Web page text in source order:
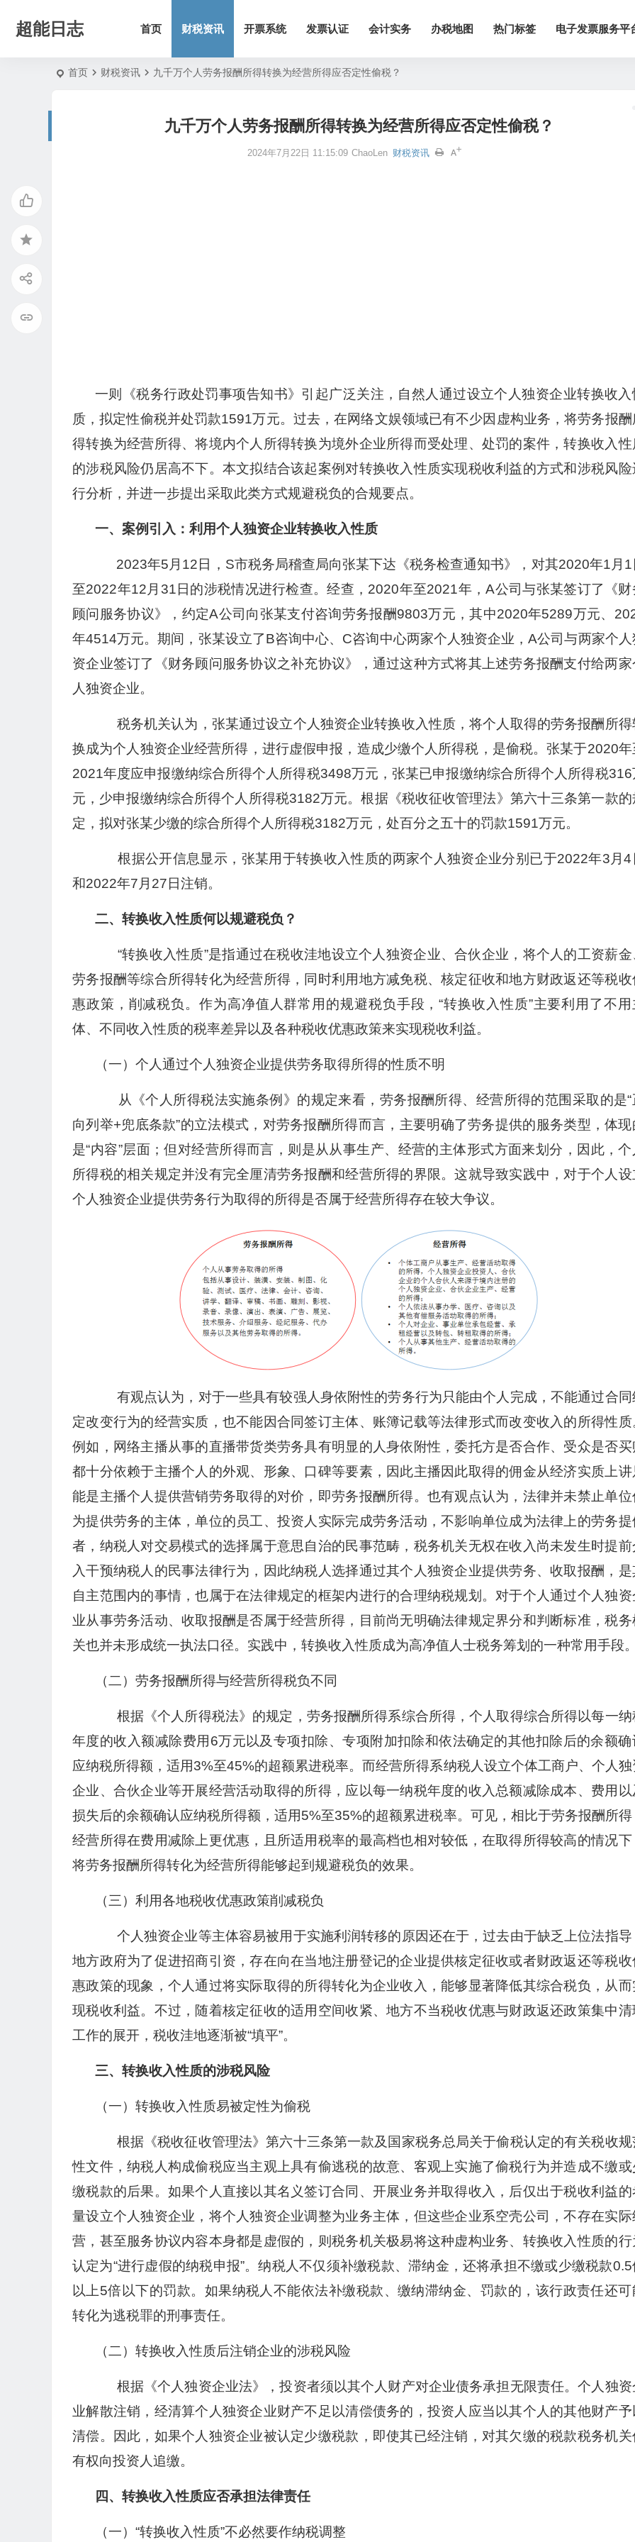
超能日志 首页 财税资讯 开票系统 发票认证 会计实务 办税地图 热门标签 电子发票服务平
首页 财税资讯 九千万个人劳务报酬所得转换为经营所得应否定性偷税？
九千万个人劳务报酬所得转换为经营所得应否定性偷税？
2024年7月22日 11:15:09 ChaoLen 财税资讯
一则《税务行政处罚事项告知书》引起广泛关注，自然人通过设立个人独资企业转换收入
质，拟定性偷税并处罚款1591万元。过去，在网络文娱领域已有不少因虚构业务，将劳务报酬
得转换为经营所得、将境内个人所得转换为境外企业所得而受处理、处罚的案件，转换收入性
的涉税风险仍居高不下。本文拟结合该起案例对转换收入性质实现税收利益的方式和涉税风险
行分析，并进一步提出采取此类方式规避税负的合规要点。
一、案例引入：利用个人独资企业转换收入性质
2023年5月12日，S市税务局稽查局向张某下达《税务检查通知书》，对其2020年1月1
至2022年12月31日的涉税情况进行检查。经查，2020年至2021年，A公司与张某签订了《财
顾问服务协议》，约定A公司向张某支付咨询劳务报酬9803万元，其中2020年5289万元、
年4514万元。期间，张某设立了B咨询中心、C咨询中心两家个人独资企业，A公司与两家个人
资企业签订了《财务顾问服务协议之补充协议》，通过这种方式将其上述劳务报酬支付给两家
人独资企业。
税务机关认为，张某通过设立个人独资企业转换收入性质，将个人取得的劳务报酬所得
换成为个人独资企业经营所得，进行虚假申报，造成少缴个人所得税，是偷税。张某于2020年
2021年度应申报缴纳综合所得个人所得税3498万元，张某已申报缴纳综合所得个人所得税316
元，少申报缴纳综合所得个人所得税3182万元。根据《税收征收管理法》第六十三条第一款的
定，拟对张某少缴的综合所得个人所得税3182万元，处百分之五十的罚款1591万元。
根据公开信息显示，张某用于转换收入性质的两家个人独资企业分别已于2022年3月4
和2022年7月27日注销。
二、转换收入性质何以规避税负？
“转换收入性质”是指通过在税收洼地设立个人独资企业、合伙企业，将个人的工资薪金
劳务报酬等综合所得转化为经营所得，同时利用地方减免税、核定征收和地方财政返还等税收
惠政策，削减税负。作为高净值人群常用的规避税负手段，“转换收入性质”主要利用了不用
体、不同收入性质的税率差异以及各种税收优惠政策来实现税收利益。
（一）个人通过个人独资企业提供劳务取得所得的性质不明
从《个人所得税法实施条例》的规定来看，劳务报酬所得、经营所得的范围采取的是“
向列举+兜底条款”的立法模式，对劳务报酬所得而言，主要明确了劳务提供的服务类型，体现
是“内容”层面；但对经营所得而言，则是从从事生产、经营的主体形式方面来划分，因此，个
所得税的相关规定并没有完全厘清劳务报酬和经营所得的界限。这就导致实践中，对于个人设
个人独资企业提供劳务行为取得的所得是否属于经营所得存在较大争议。
有观点认为，对于一些具有较强人身依附性的劳务行为只能由个人完成，不能通过合同
定改变行为的经营实质，也不能因合同签订主体、账簿记载等法律形式而改变收入的所得性质
例如，网络主播从事的直播带货类劳务具有明显的人身依附性，委托方是否合作、受众是否买
都十分依赖于主播个人的外观、形象、口碑等要素，因此主播因此取得的佣金从经济实质上讲
能是主播个人提供营销劳务取得的对价，即劳务报酬所得。也有观点认为，法律并未禁止单位
为提供劳务的主体，单位的员工、投资人实际完成劳务活动，不影响单位成为法律上的劳务提
者，纳税人对交易模式的选择属于意思自治的民事范畴，税务机关无权在收入尚未发生时提前
入干预纳税人的民事法律行为，因此纳税人选择通过其个人独资企业提供劳务、收取报酬，是
自主范围内的事情，也属于在法律规定的框架内进行的合理纳税规划。对于个人通过个人独资
业从事劳务活动、收取报酬是否属于经营所得，目前尚无明确法律规定界分和判断标准，税务
关也并未形成统一执法口径。实践中，转换收入性质成为高净值人士税务筹划的一种常用手段。
（二）劳务报酬所得与经营所得税负不同
根据《个人所得税法》的规定，劳务报酬所得系综合所得，个人取得综合所得以每一纳
年度的收入额减除费用6万元以及专项扣除、专项附加扣除和依法确定的其他扣除后的余额确
应纳税所得额，适用3%至45%的超额累进税率。而经营所得系纳税人设立个体工商户、个人独
企业、合伙企业等开展经营活动取得的所得，应以每一纳税年度的收入总额减除成本、费用以
损失后的余额确认应纳税所得额，适用5%至35%的超额累进税率。可见，相比于劳务报酬所得
经营所得在费用减除上更优惠，且所适用税率的最高档也相对较低，在取得所得较高的情况下
将劳务报酬所得转化为经营所得能够起到规避税负的效果。
（三）利用各地税收优惠政策削减税负
个人独资企业等主体容易被用于实施利润转移的原因还在于，过去由于缺乏上位法指导
地方政府为了促进招商引资，存在向在当地注册登记的企业提供核定征收或者财政返还等税收
惠政策的现象，个人通过将实际取得的所得转化为企业收入，能够显著降低其综合税负，从而
现税收利益。不过，随着核定征收的适用空间收紧、地方不当税收优惠与财政返还政策集中清
工作的展开，税收洼地逐渐被“填平”。
三、转换收入性质的涉税风险
（一）转换收入性质易被定性为偷税
根据《税收征收管理法》第六十三条第一款及国家税务总局关于偷税认定的有关税收规
性文件，纳税人构成偷税应当主观上具有偷逃税的故意、客观上实施了偷税行为并造成不缴或
缴税款的后果。如果个人直接以其名义签订合同、开展业务并取得收入，后仅出于税收利益的
量设立个人独资企业，将个人独资企业调整为业务主体，但这些企业系空壳公司，不存在实际
营，甚至服务协议内容本身都是虚假的，则税务机关极易将这种虚构业务、转换收入性质的行
认定为“进行虚假的纳税申报”。纳税人不仅须补缴税款、滞纳金，还将承担不缴或少缴税款0.5
以上5倍以下的罚款。如果纳税人不能依法补缴税款、缴纳滞纳金、罚款的，该行政责任还可
转化为逃税罪的刑事责任。
（二）转换收入性质后注销企业的涉税风险
根据《个人独资企业法》，投资者须以其个人财产对企业债务承担无限责任。个人独资
业解散注销，经清算个人独资企业财产不足以清偿债务的，投资人应当以其个人的其他财产予
清偿。因此，如果个人独资企业被认定少缴税款，即使其已经注销，对其欠缴的税款税务机关
有权向投资人追缴。
四、转换收入性质应否承担法律责任
（一）“转换收入性质”不必然要作纳税调整